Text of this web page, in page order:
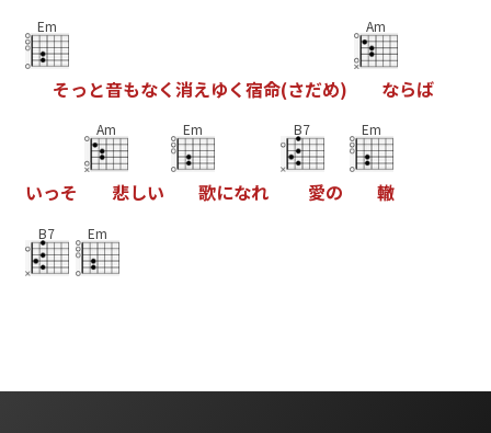
Em
そっ と音もなく消えゆく宿命(さだめ)
Am
ならば
いっそ
Am
悲しい
Em
歌になれ
B7
愛の
Em
轍
B7 Em